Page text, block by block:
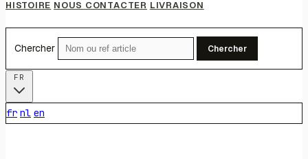
HISTOIRE NOUS CONTACTER LIVRAISON
Chercher Chercher
fr nl en